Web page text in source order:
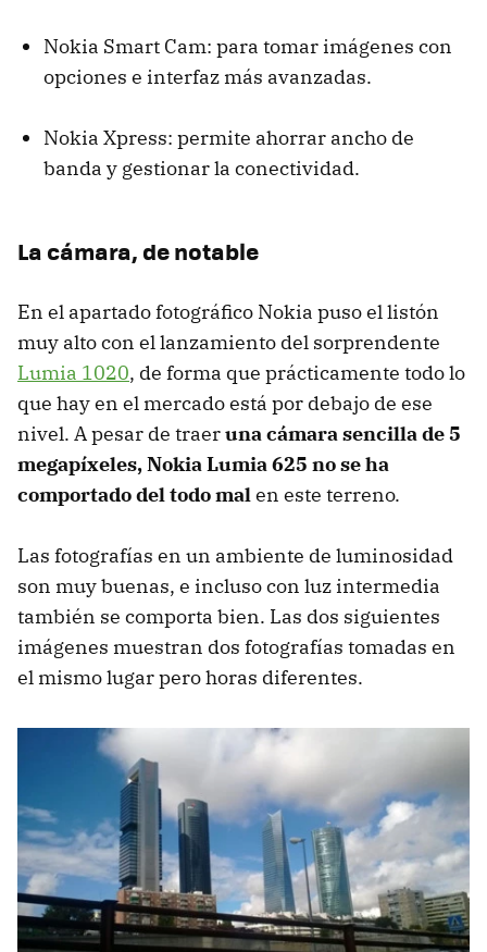
Nokia Smart Cam: para tomar imágenes con
opciones e interfaz más avanzadas.
Nokia Xpress: permite ahorrar ancho de
banda y gestionar la conectividad.
La cámara, de notable
En el apartado fotográfico Nokia puso el listón
muy alto con el lanzamiento del sorprendente
Lumia 1020, de forma que prácticamente todo lo
que hay en el mercado está por debajo de ese
nivel. A pesar de traeruna cámara sencilla de 5
megapíxeles, Nokia Lumia 625 no se ha
comportado del todo malen este terreno.
Las fotografías en un ambiente de luminosidad
son muy buenas, e incluso con luz intermedia
también se comporta bien. Las dos siguientes
imágenes muestran dos fotografías tomadas en
el mismo lugar pero horas diferentes.